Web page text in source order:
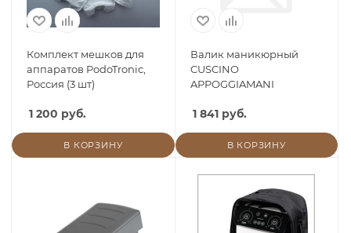
Комплект мешков для
аппаратов PodoTronic,
Россия (3 шт)
1 200 руб.
В КОРЗИНУ
Валик маникюрный
CUSCINO
APPOGGIAMANI
1 841 руб.
В КОРЗИНУ